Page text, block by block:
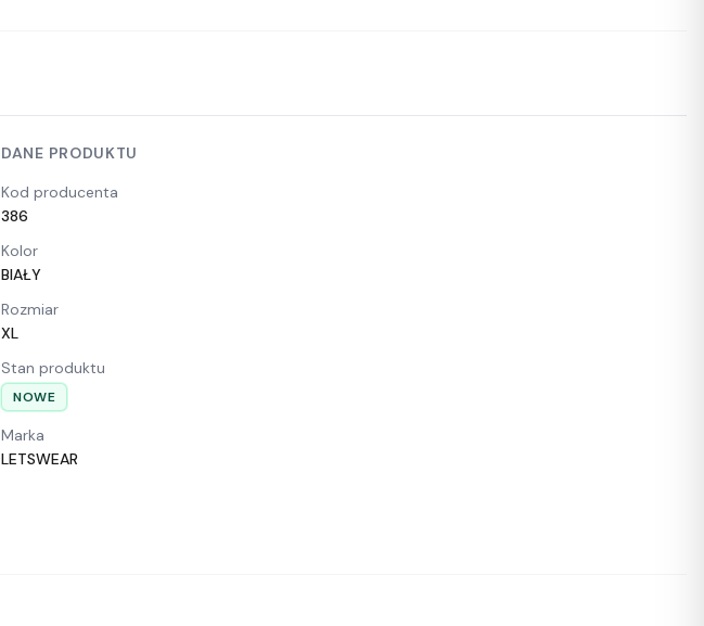
DANE PRODUKTU
Kod producenta
386
Kolor
BIAŁY
Rozmiar
XL
Stan produktu
NOWE
Marka
LETSWEAR